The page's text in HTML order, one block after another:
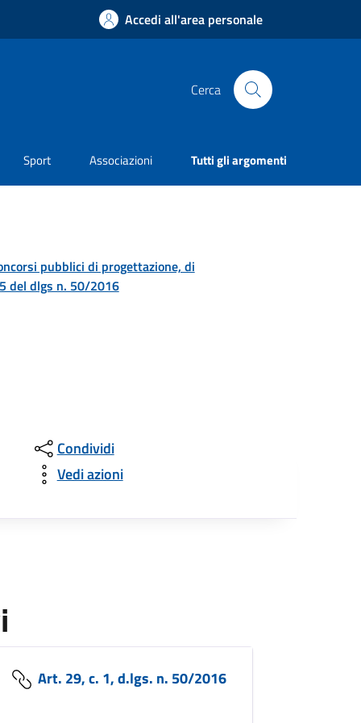
Accedi all'area personale
Cerca
Sport Associazioni Tutti gli argomenti
pubblici di progettazione, di
del dlgs n. 50/2016
Condividi
Vedi azioni
Art. 29, c. 1, d.lgs. n. 50/2016